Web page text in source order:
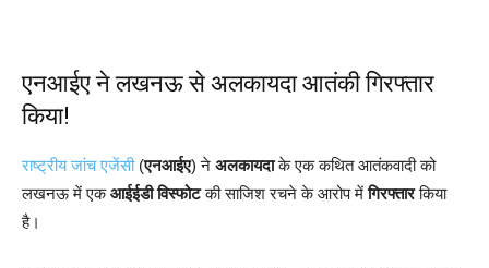
एनआईए ने लखनऊ से अलकायदा आतंकी गिरफ्तार
किया!
राष्ट्रीय जांच एजेंसी(एनआईए) ने अलकायदाके एक कथित आतंकवादी को
लखनऊ में एकआईईडी विस्फोटकी साजिश रचने के आरोप मेंगिरफ्तारकिया
है।